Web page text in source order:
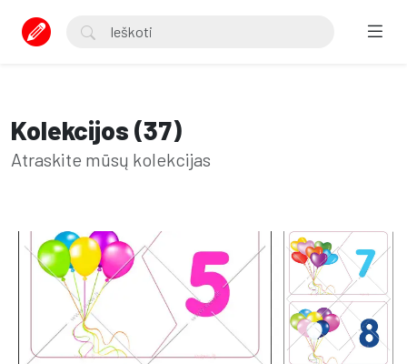
Kolekcijos (37)
Atraskite mūsų kolekcijas